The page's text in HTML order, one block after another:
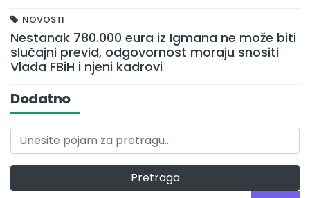
NOVOSTI
Nestanak 780.000 eura iz Igmana ne može biti
slučajni previd, odgovornost moraju snositi
Vlada FBiH i njeni kadrovi
Dodatno
Pretraga